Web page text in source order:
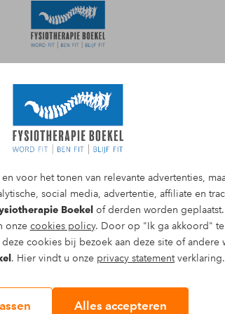
voor het tonen van relevante advertenties,
social media, advertentie, affiliate en
Boekel of derden worden
onze cookies policy. Door op "Ik ga akkoord"
cookies bij bezoek aan deze site of andere
. Hier vindt u onze privacy statementverklaring.
Alles accepteren
Afspraak maken
stijfheid? Dan lijd je
in Boekel en